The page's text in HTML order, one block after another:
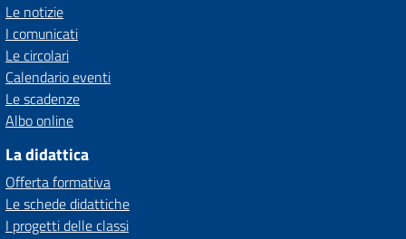
Le notizie
I comunicati
Le circolari
Calendario eventi
Le scadenze
Albo online
La didattica
Offerta formativa
Le schede didattiche
I progetti delle classi